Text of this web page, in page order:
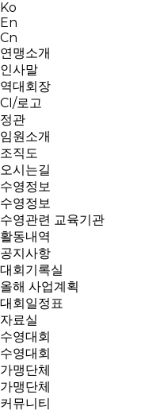
Ko
En
Cn
연맹소개
인사말
역대회장
CI/로고
정관
임원소개
조직도
오시는길
수영정보
수영정보
수영관련 교육기관
활동내역
공지사항
대회기록실
올해 사업계획
대회일정표
자료실
수영대회
수영대회
가맹단체
가맹단체
커뮤니티